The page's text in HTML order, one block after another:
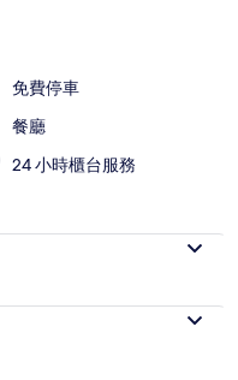
免費停車
餐廳
24 小時櫃台服務